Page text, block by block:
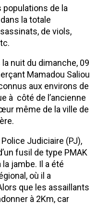
populations de la
la totale
de viols,
nuit du dimanche, 09
Mamadou Saliou
aux environs de
à côté de l’ancienne
même de la ville de
Judiciaire (PJ),
fusil de type PMAK
jambe. Il a été
où il a
que les assaillants
à 2Km, car